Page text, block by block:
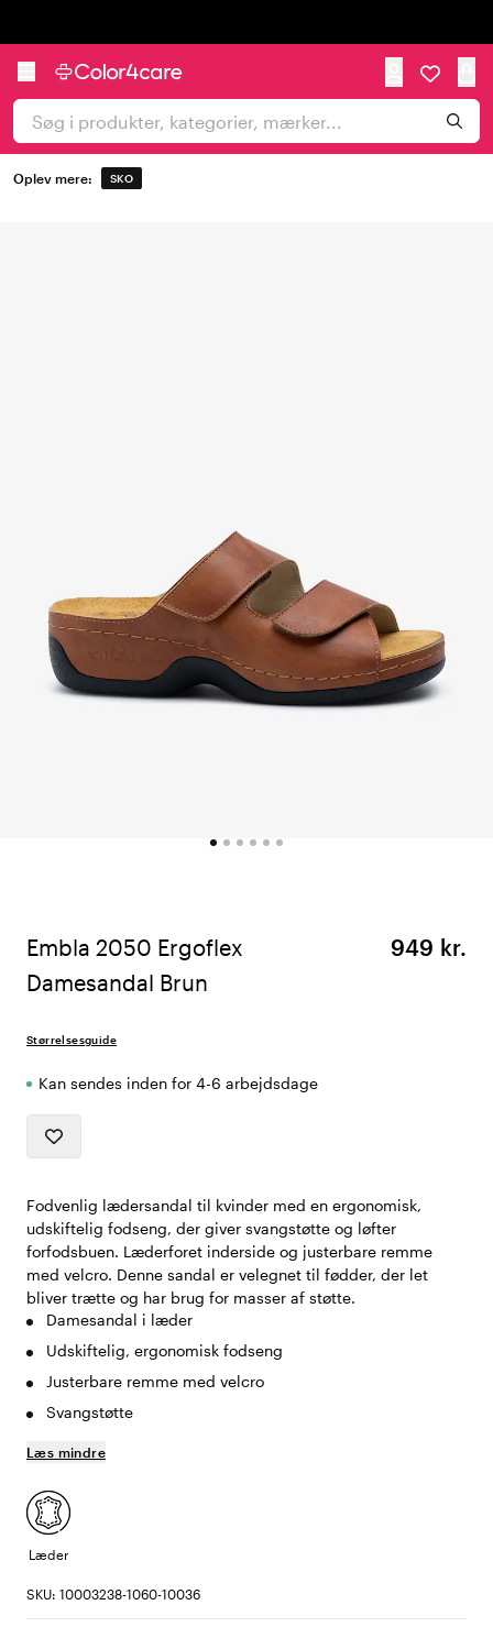
Oplev mere: SKO
Embla 2050 Ergoflex
Damesandal Brun
949 kr.
Størrelsesguide
Kan sendes inden for 4-6 arbejdsdage
Fodvenlig lædersandal til kvinder med en ergonomisk,
udskiftelig fodseng, der giver svangstøtte og løfter
forfodsbuen. Læderforet inderside og justerbare remme
med velcro. Denne sandal er velegnet til fødder, der let
bliver trætte og har brug for masser af støtte.
Damesandal i læder
Udskiftelig, ergonomisk fodseng
Justerbare remme med velcro
Svangstøtte
Læs mindre
Læder
SKU: 10003238-1060-10036